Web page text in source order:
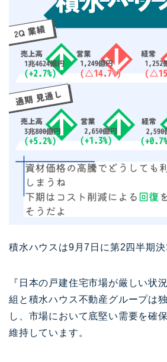
積水ハウスは9月7日に第2四半期決
『日本の戸建住宅市場が厳しい状
組と積水ハウス不動産グループは
し、市場において底堅い需要を確
維持しています。